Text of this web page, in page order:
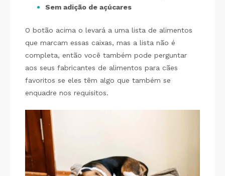
Sem adição de açúcares
O botão acima o levará a uma lista de alimentos
que marcam essas caixas, mas a lista não é
completa, então você também pode perguntar
aos seus fabricantes de alimentos para cães
favoritos se eles têm algo que também se
enquadre nos requisitos.